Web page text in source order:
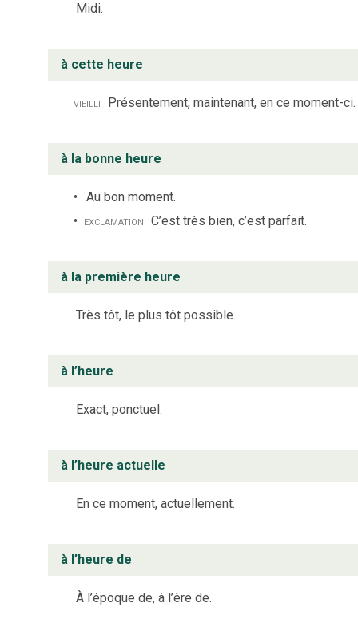
Midi.
à cette heure
vieilli Présentement, maintenant, en ce moment-ci.
à la bonne heure
Au bon moment.
exclamation C’est très bien, c’est parfait.
à la première heure
Très tôt, le plus tôt possible.
à l’heure
Exact, ponctuel.
à l’heure actuelle
En ce moment, actuellement.
à l’heure de
À l’époque de, à l’ère de.